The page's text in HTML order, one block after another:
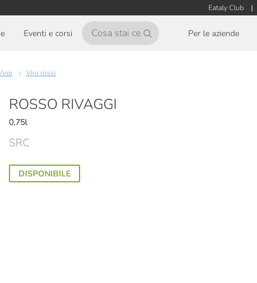
Eataly Club |
Eventi e corsi Per le aziende
Vino Vini rossi
ROSSO RIVAGGI
0,75l
SRC
DISPONIBILE